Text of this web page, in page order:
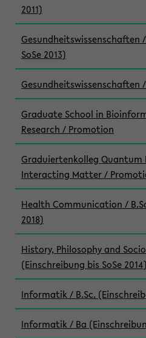
2011)
Gesundheitswissenschaften
SoSe 2013)
Gesundheitswissenschaften
Graduate School in
Research / Promotion
Graduiertenkolleg Quantum
Interacting Matter /
Health Communication /
2018)
History, Philosophy and
(Einschreibung bis SoSe 2014)
Informatik / B.Sc.
Informatik / Ba